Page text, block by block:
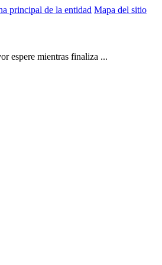
principal de la entidad Mapa del sitio
espere mientras finaliza ...